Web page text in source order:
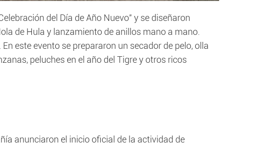
del Día de Año Nuevo" y se diseñaron
de Hula y lanzamiento de anillos mano a mano.
este evento se prepararon un secador de pelo, olla
peluches en el año del Tigre y otros ricos
anunciaron el inicio oficial de la actividad de